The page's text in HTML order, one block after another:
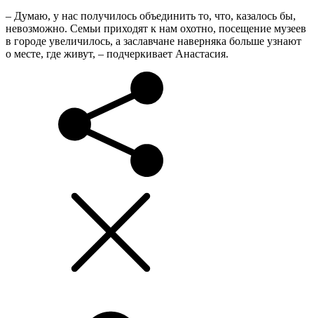
– Думаю, у нас получилось объединить то, что, казалось бы,
невозможно. Семьи приходят к нам охотно, посещение музеев
в городе увеличилось, а заславчане наверняка больше узнают
о месте, где живут, – подчеркивает Анастасия.